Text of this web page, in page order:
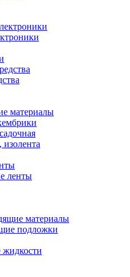
материалы
изолента
ленты
материалы
подложки